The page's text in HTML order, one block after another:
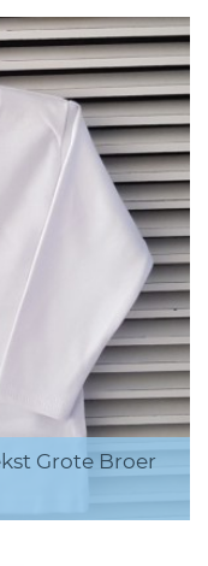
Grote Broer